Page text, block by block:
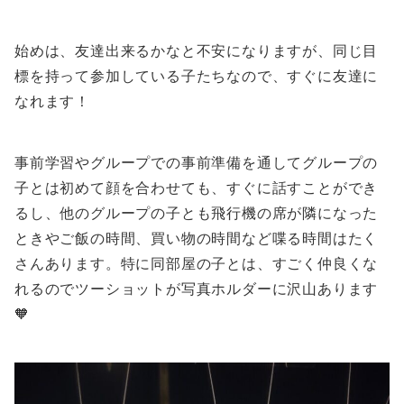
始めは、友達出来るかなと不安になりますが、同じ目
標を持って参加している子たちなので、すぐに友達に
なれます！
事前学習やグループでの事前準備を通してグループの
子とは初めて顔を合わせても、すぐに話すことができ
るし、他のグループの子とも飛行機の席が隣になった
ときやご飯の時間、買い物の時間など喋る時間はたく
さんあります。特に同部屋の子とは、すごく仲良くな
れるのでツーショットが写真ホルダーに沢山あります
🧡